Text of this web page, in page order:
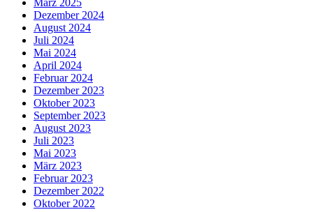
Dezember 2024
August 2024
Juli 2024
Mai 2024
April 2024
Februar 2024
Dezember 2023
Oktober 2023
September 2023
August 2023
Juli 2023
Mai 2023
März 2023
Februar 2023
Dezember 2022
Oktober 2022